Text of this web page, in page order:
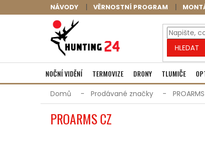
na
NÁVODY VĚRNOSTNÍ PROGRAM
HLEDAT
NOČNÍ VIDĚNÍ TERMOVIZE DRONY TLUMIČE
Domů Prodávané značky
PROARMS CZ